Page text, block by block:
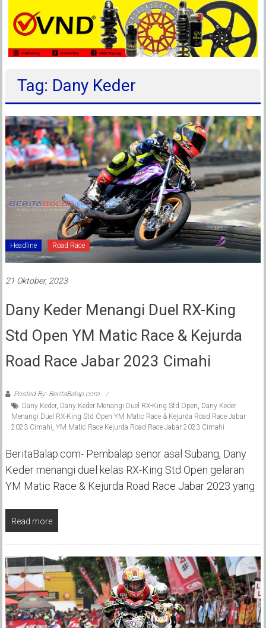
Tag: Dany Keder
Headline Road Race
21 Oktober, 2023
Dany Keder Menangi Duel RX-King
Std Open YM Matic Race & Kejurda
Road Race Jabar 2023 Cimahi
Posted By: BeritaBalap.com
Dany Keder, Dany Keder Menangi Duel RX-King Std Open, Dany Keder
Menangi Duel RX-King Std Open YM Matic Race & Kejurda Road Race Jabar
2023 Cimahi, YM Matic Race Kejurda Road Race Jabar 2023 Cimahi
BeritaBalap.com- Pembalap senor asal Subang, Dany
Keder menangi duel kelas RX-King Std Open gelaran
YM Matic Race & Kejurda Road Race Jabar 2023 yang
Read more